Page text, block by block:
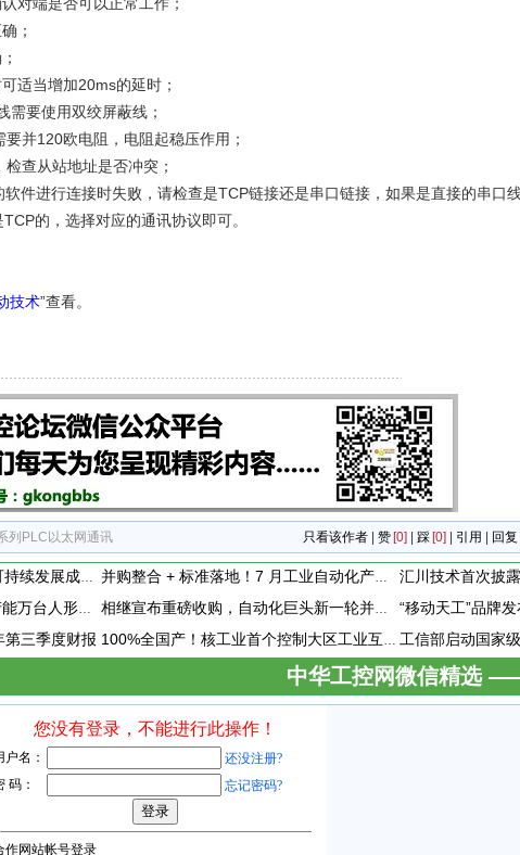
；
适当增加20ms的延时；
需要使用双绞屏蔽线；
并120欧电阻，电阻起稳压作用；
查从站地址是否冲突；
件进行连接时失败，请检查是TCP链接还是串口链接，如果是直接的串口
的，选择对应的通讯协议即可。
技术”查看。
列PLC以太网通讯 只看该作者 赞 [0] 踩 [0] 引用 回复
施耐德电气发布2026上半年可持续发展成绩单 "Impact 2030"路线图开局稳健 并购整合 + 标准落地！7 月工业自动化产业动态速递
每30分钟下线一台！探访年产能万台人形机器人工厂 相继宣布重磅收购，自动化巨头新一轮并购潮剑指何方？
“移动天工”品牌
三季度财报
100%全国产！核工业首个控制大区工业互联网平台成功研制
中华工控网微信精选